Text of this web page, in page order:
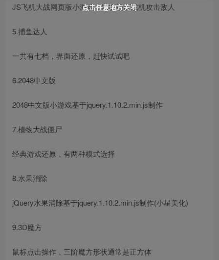
JS飞机大战网页版小游戏，鼠标控制战机攻击敌人
5.捕鱼达人
一共有七档，界面还原，赶快试试吧
6.2048中文版
2048中文版小游戏基于jquery.1.10.2.min.js制作
7.植物大战僵尸
经典游戏还原，有两种模式选择
8.水果消除
jQuery水果消除基于jquery.1.10.2.min.js制作(小星美化)
9.3D魔方
鼠标点击操作，三阶魔方形状通常是正方体
点击任意地方关闭
点击任意地方关闭
点击任意地方关闭
点击任意地方关闭
点击任意地方关闭
点击任意地方关闭